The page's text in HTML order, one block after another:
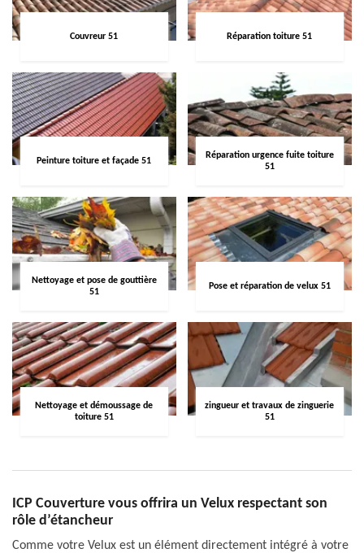
Couvreur 51 Réparation toiture 51
Peinture toiture et façade 51
Réparation urgence fuite toiture
51
Nettoyage et pose de gouttière
51
Pose et réparation de velux 51
Nettoyage et démoussage de
toiture 51
zingueur et travaux de zinguerie
51
ICP Couverture vous offrira un Velux respectant son
rôle d’étancheur
Comme votre Velux est un élément directement intégré à votre